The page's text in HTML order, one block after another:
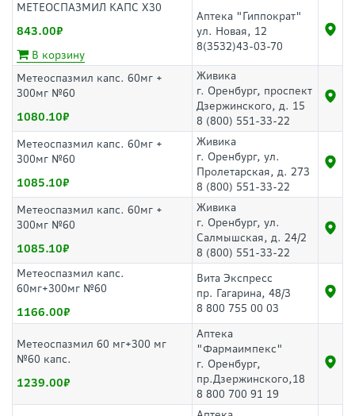
МЕТЕОСПАЗМИЛ КАПС Х30
843.00
В корзину
Аптека "Гиппократ"
ул. Новая, 12
8(3532)43-03-70
Метеоспазмил капс. 60мг +
300мг №60
1080.10
Живика
г. Оренбург, проспект
Дзержинского, д. 15
8 (800) 551-33-22
Метеоспазмил капс. 60мг +
300мг №60
1085.10
Живика
г. Оренбург, ул.
Пролетарская, д. 273
8 (800) 551-33-22
Метеоспазмил капс. 60мг +
300мг №60
1085.10
Живика
г. Оренбург, ул.
Салмышская, д. 24/2
8 (800) 551-33-22
Метеоспазмил капс.
60мг+300мг №60
1166.00
Вита Экспресс
пр. Гагарина, 48/3
8 800 755 00 03
Метеоспазмил 60 мг+300 мг
№60 капс.
1239.00
Аптека
"Фармаимпекс"
г. Оренбург,
пр.Дзержинского,18
8 800 700 91 19